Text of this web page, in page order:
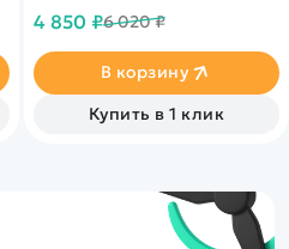
4 850 ₽6 020 ₽
В корзину
Купить в 1 клик